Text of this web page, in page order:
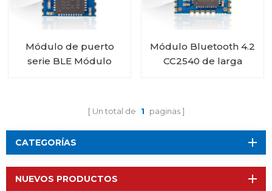
Módulo de puerto
serie BLE Módulo
Módulo Bluetooth 4.2
CC2540 de larga
Un total de 1 paginas
CATEGORÍAS
NUEVOS PRODUCTOS